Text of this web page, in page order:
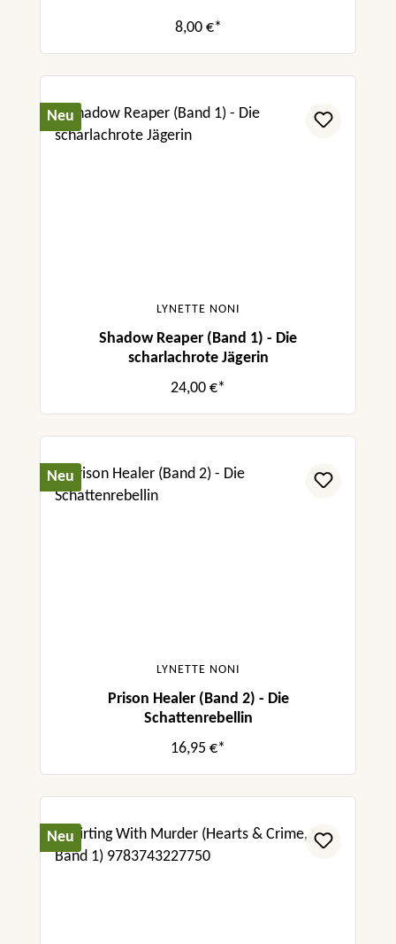
8,00 €*
Neu
LYNETTE NONI
Shadow Reaper (Band 1) - Die
scharlachrote Jägerin
24,00 €*
Neu
LYNETTE NONI
Prison Healer (Band 2) - Die
Schattenrebellin
16,95 €*
Neu